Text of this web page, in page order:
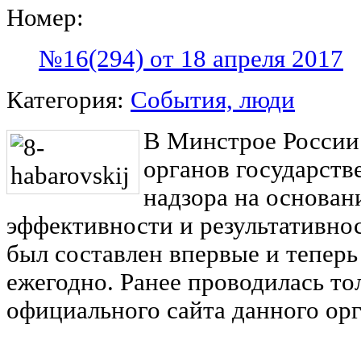
Номер:
№16(294) от 18 апреля 2017
Категория: События, люди
В Минстрое
органов
надзора на
эффективности и
был составлен впервые и
ежегодно. Ранее проводилась
официального сайта данного